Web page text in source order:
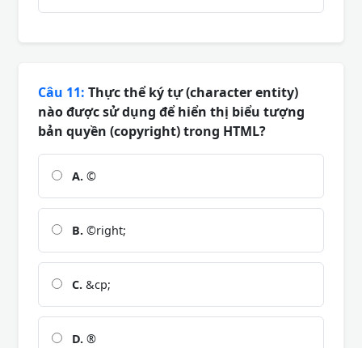
Câu 11: Thực thể ký tự (character entity)
nào được sử dụng để hiển thị biểu tượng
bản quyền (copyright) trong HTML?
A. ©
B. ©right;
C. &cp;
D. ®